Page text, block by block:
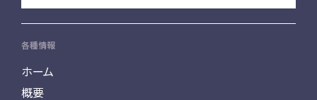
各種情報
ホーム
概要